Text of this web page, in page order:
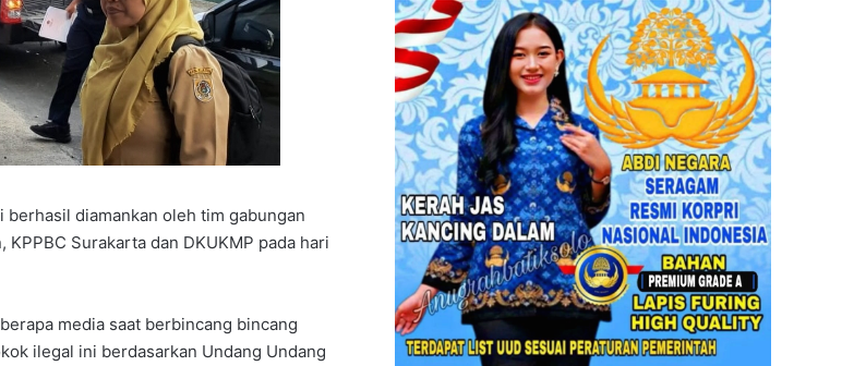
diamankan oleh tim gabungan
Surakarta dan DKUKMP pada hari
media saat berbincang bincang
ilegal ini berdasarkan Undang Undang